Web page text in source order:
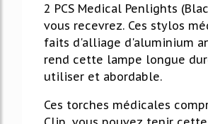
2 PCS Medical Penlights
vous recevrez. Ces stylos
faits d'alliage d'aluminium
rend cette lampe longue
utiliser et abordable.
Ces torches médicales